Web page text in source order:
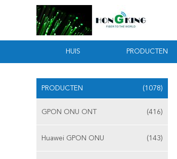
HUIS PRODUCTEN
PRODUCTEN (1078)
GPON ONU ONT (416)
Huawei GPON ONU (143)